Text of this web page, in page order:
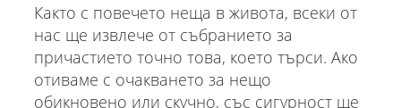
Както с повечето неща в живота, всеки от
нас ще извлече от събранието за
причастието точно това, което търси. Ако
отиваме с очакването за нещо
обикновено или скучно, със сигурност ще